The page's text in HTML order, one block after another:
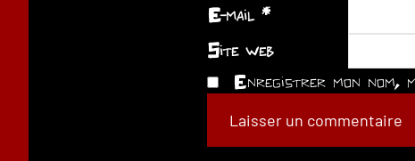
E-mail *
Site web
Enregistrer mon nom,